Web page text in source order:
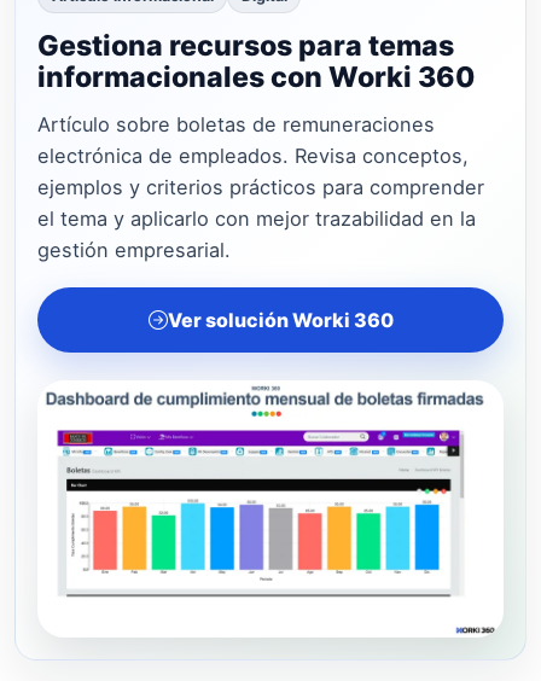
Gestiona recursos para temas
informacionales con Worki 360
Artículo sobre boletas de remuneraciones
electrónica de empleados. Revisa conceptos,
ejemplos y criterios prácticos para comprender
el tema y aplicarlo con mejor trazabilidad en la
gestión empresarial.
Ver solución Worki 360